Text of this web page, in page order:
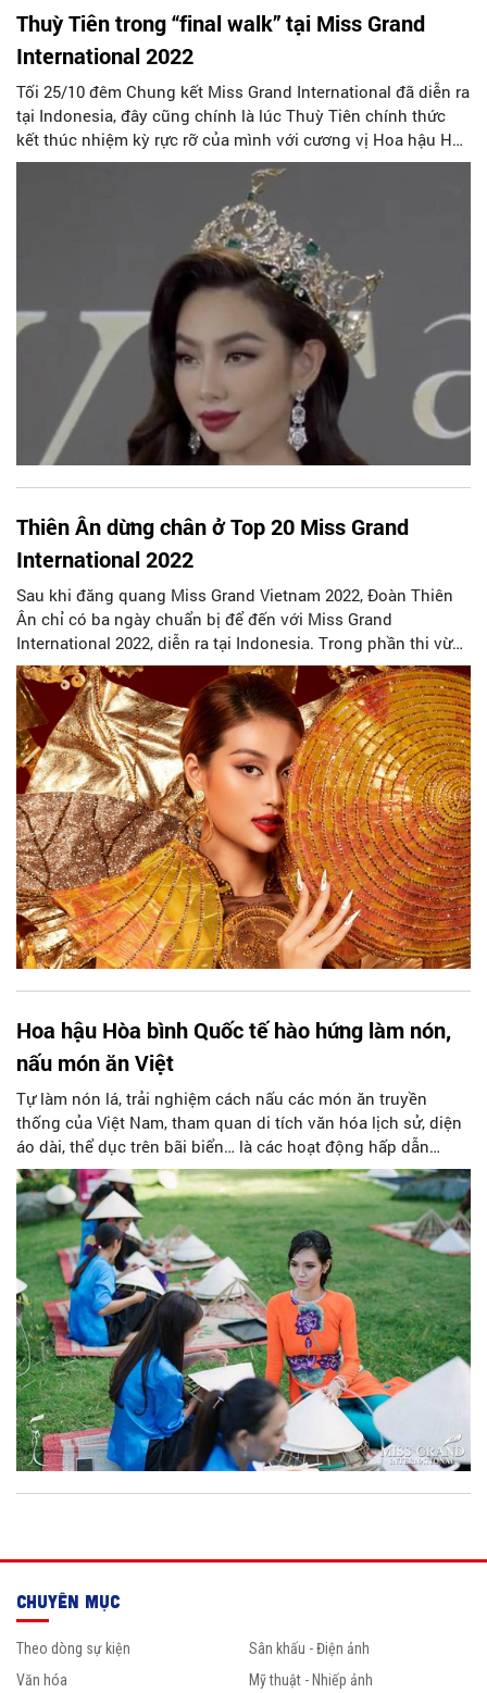
Thuỳ Tiên trong “final walk” tại Miss Grand
International 2022
Tối 25/10 đêm Chung kết Miss Grand International đã diễn ra
tại Indonesia, đây cũng chính là lúc Thuỳ Tiên chính thức
kết thúc nhiệm kỳ rực rỡ của mình với cương vị Hoa hậu Hoà
bình Quốc tế.
Thiên Ân dừng chân ở Top 20 Miss Grand
International 2022
Sau khi đăng quang Miss Grand Vietnam 2022, Đoàn Thiên
Ân chỉ có ba ngày chuẩn bị để đến với Miss Grand
International 2022, diễn ra tại Indonesia. Trong phần thi vừa
kết thúc, Đoàn Thiên Ân dừng chân ở top 20.
Hoa hậu Hòa bình Quốc tế hào hứng làm nón,
nấu món ăn Việt
Tự làm nón lá, trải nghiệm cách nấu các món ăn truyền
thống của Việt Nam, tham quan di tích văn hóa lịch sử, diện
áo dài, thể dục trên bãi biển… là các hoạt động hấp dẫn
được nhiều người đẹp của cuộc thi Hoa hậu Hòa bình Quốc
tế 2017 tham gia tại Quảng Bình.
CHUYÊN MỤC
Theo dòng sự kiện
Văn hóa
Sân khấu - Điện ảnh
Mỹ thuật - Nhiếp ảnh